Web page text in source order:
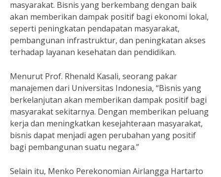
masyarakat. Bisnis yang berkembang dengan baik
akan memberikan dampak positif bagi ekonomi lokal,
seperti peningkatan pendapatan masyarakat,
pembangunan infrastruktur, dan peningkatan akses
terhadap layanan kesehatan dan pendidikan.
Menurut Prof. Rhenald Kasali, seorang pakar
manajemen dari Universitas Indonesia, “Bisnis yang
berkelanjutan akan memberikan dampak positif bagi
masyarakat sekitarnya. Dengan memberikan peluang
kerja dan meningkatkan kesejahteraan masyarakat,
bisnis dapat menjadi agen perubahan yang positif
bagi pembangunan suatu negara.”
Selain itu, Menko Perekonomian Airlangga Hartarto